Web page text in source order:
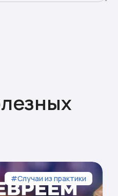
#Случаи из практики